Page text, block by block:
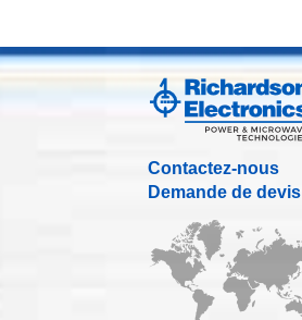
Contactez-nous
Demande de devis